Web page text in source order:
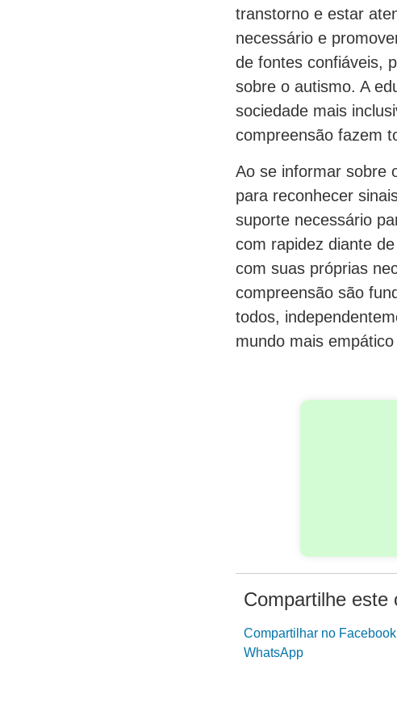
transtorno e estar
necessário e
de fontes confiáveis,
sobre o autismo. A
sociedade mais
compreensão fazem
Ao se informar sobre
para reconhecer
suporte necessário
com rapidez diante
com suas próprias
compreensão são
todos,
mundo mais
Compartilhe este
Compartilhar no Facebook
WhatsApp